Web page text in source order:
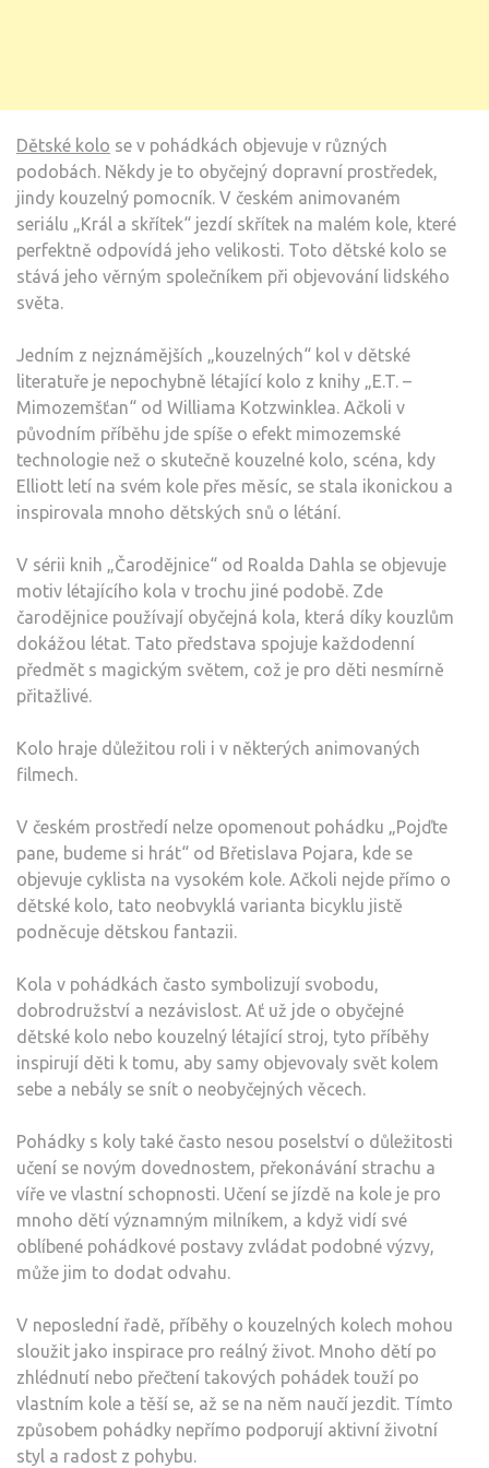
Dětské kolo se v pohádkách objevuje v různých
podobách. Někdy je to obyčejný dopravní prostředek,
jindy kouzelný pomocník. V českém animovaném
seriálu „Král a skřítek“ jezdí skřítek na malém kole, které
perfektně odpovídá jeho velikosti. Toto dětské kolo se
stává jeho věrným společníkem při objevování lidského
světa.
Jedním z nejznámějších „kouzelných“ kol v dětské
literatuře je nepochybně létající kolo z knihy „E.T. –
Mimozemšťan“ od Williama Kotzwinklea. Ačkoli v
původním příběhu jde spíše o efekt mimozemské
technologie než o skutečně kouzelné kolo, scéna, kdy
Elliott letí na svém kole přes měsíc, se stala ikonickou a
inspirovala mnoho dětských snů o létání.
V sérii knih „Čarodějnice“ od Roalda Dahla se objevuje
motiv létajícího kola v trochu jiné podobě. Zde
čarodějnice používají obyčejná kola, která díky kouzlům
dokážou létat. Tato představa spojuje každodenní
předmět s magickým světem, což je pro děti nesmírně
přitažlivé.
Kolo hraje důležitou roli i v některých animovaných
filmech.
V českém prostředí nelze opomenout pohádku „Pojďte
pane, budeme si hrát“ od Břetislava Pojara, kde se
objevuje cyklista na vysokém kole. Ačkoli nejde přímo o
dětské kolo, tato neobvyklá varianta bicyklu jistě
podněcuje dětskou fantazii.
Kola v pohádkách často symbolizují svobodu,
dobrodružství a nezávislost. Ať už jde o obyčejné
dětské kolo nebo kouzelný létající stroj, tyto příběhy
inspirují děti k tomu, aby samy objevovaly svět kolem
sebe a nebály se snít o neobyčejných věcech.
Pohádky s koly také často nesou poselství o důležitosti
učení se novým dovednostem, překonávání strachu a
víře ve vlastní schopnosti. Učení se jízdě na kole je pro
mnoho dětí významným milníkem, a když vidí své
oblíbené pohádkové postavy zvládat podobné výzvy,
může jim to dodat odvahu.
V neposlední řadě, příběhy o kouzelných kolech mohou
sloužit jako inspirace pro reálný život. Mnoho dětí po
zhlédnutí nebo přečtení takových pohádek touží po
vlastním kole a těší se, až se na něm naučí jezdit. Tímto
způsobem pohádky nepřímo podporují aktivní životní
styl a radost z pohybu.